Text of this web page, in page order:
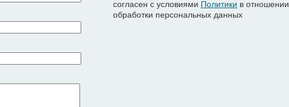
согласен с условиями Политики в отношении
обработки персональных данных